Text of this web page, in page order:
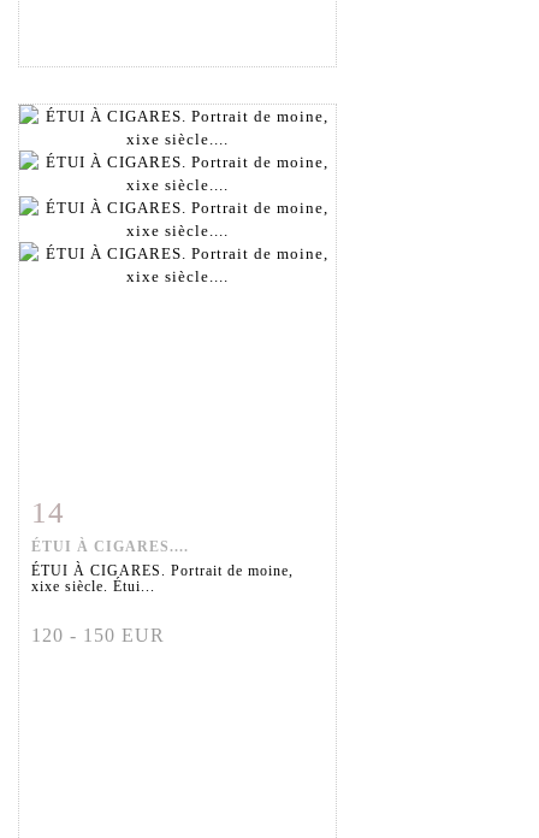
Fiche détaillée
14
ÉTUI À CIGARES....
ÉTUI À CIGARES. Portrait de moine,
xixe siècle. Étui...
120 - 150 EUR